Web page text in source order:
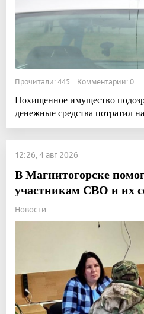
Прочитали: 445 Комментарии: 0
Похищенное имущество
денежные средства потратил
12:26, 4 авг 2026
В Магнитогорске
участникам СВО и их
Новости